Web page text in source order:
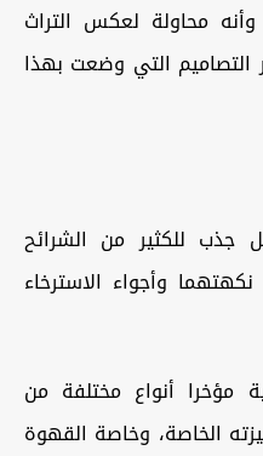
محاولة لعكس التراث
التصاميم التي وضعت بهذا
جذب للكثير من الشرائح
وأجواء الاسترخاء
مؤخرا أنواع مختلفة من
الخاصة، وخاصة القهوة